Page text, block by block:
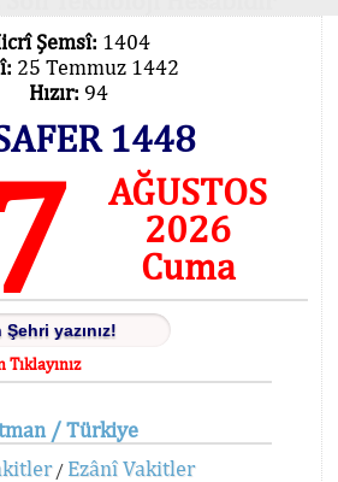
Şemsî: 1404
25 Temmuz 1442
Hızır: 94
1448
AĞUSTOS
2026
Cuma
/ Türkiye
/ Ezânî Vakitler